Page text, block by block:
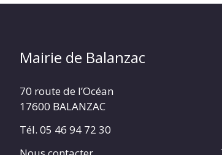
Mairie de Balanzac
70 route de l’Océan
17600 BALANZAC
Tél. 05 46 94 72 30